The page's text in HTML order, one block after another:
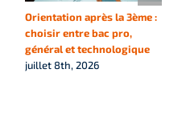
Orientation après la 3ème :
choisir entre bac pro,
général et technologique
juillet 8th, 2026